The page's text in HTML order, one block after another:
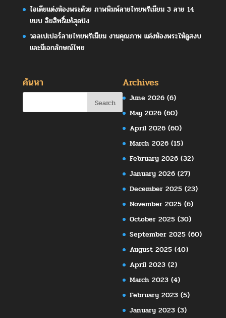
ไอเดียแต่งห้องพระด้วย ภาพพิมพ์ลายไทยพรีเมียม 3 ลาย 14
แบบ ลิขสิทธิ์แท้สุดปัง
วอลเปเปอร์ลายไทยพรีเมียม งานคุณภาพ แต่งห้องพระให้ดูสงบ
และมีเอกลักษณ์ไทย
ค้นหา Archives
June 2026 (6)
May 2026 (60)
April 2026 (60)
March 2026 (15)
February 2026 (32)
January 2026 (27)
December 2025 (23)
November 2025 (6)
October 2025 (30)
September 2025 (60)
August 2025 (40)
April 2023 (2)
March 2023 (4)
February 2023 (5)
January 2023 (3)